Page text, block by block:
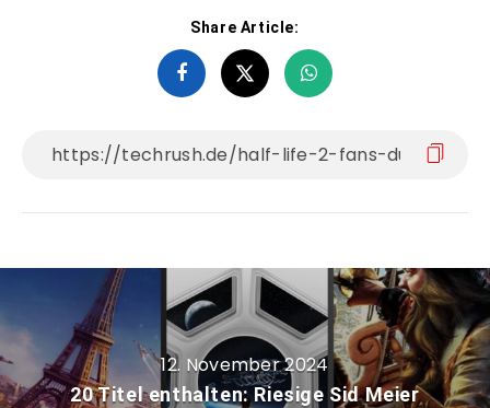
Share Article:
12. November 2024
20 Titel enthalten: Riesige Sid Meier